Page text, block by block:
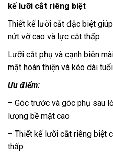
kế lưỡi cắt riêng biệt
Thiết kế lưỡi cắt đặc biệt
nứt vỡ cao và lực cắt thấp
Lưỡi cắt phụ và cạnh biên
mặt hoàn thiện và kéo dài
Ưu điểm:
– Góc trước và góc phụ sau
lượng bề mặt cao
– Thiết kế lưỡi cắt riêng biệt
thấp